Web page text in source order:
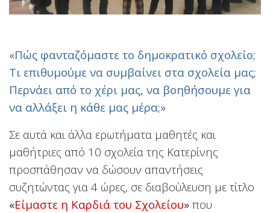
«Πώς φανταζόμαστε το δημοκρατικό σχολείο;
Τι επιθυμούμε να συμβαίνει στα σχολεία μας;
Περνάει από το χέρι μας, να βοηθήσουμε για
να αλλάξει η κάθε μας μέρα;»
Σε αυτά και άλλα ερωτήματα μαθητές και
μαθήτριες από 10 σχολεία της Κατερίνης
προσπάθησαν να δώσουν απαντήσεις
συζητώντας για 4 ώρες, σε διαβούλευση με τίτλο
«Είμαστε η Καρδιά του Σχολείου» που